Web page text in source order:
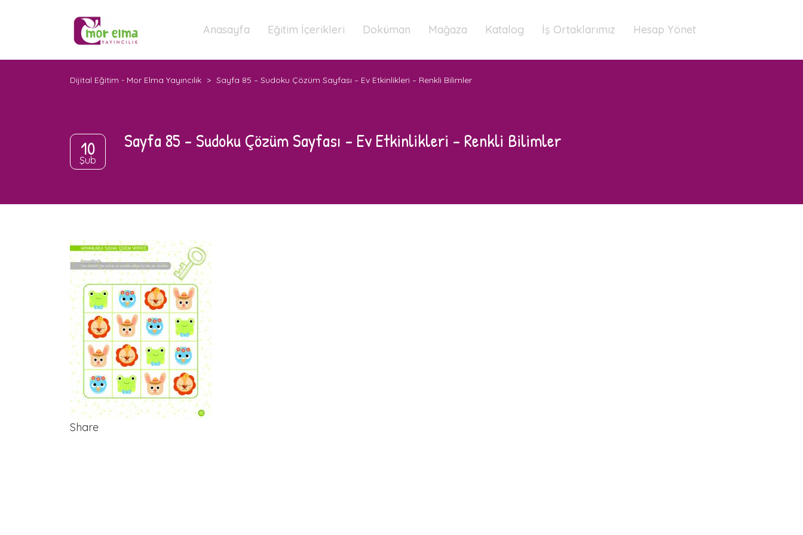
Anasayfa Eğitim İçerikleri Doküman Mağaza Katalog İş Ortaklarımız Hesap Yönet
Dijital Eğitim - Mor Elma Yayıncılık > Sayfa 85 – Sudoku Çözüm Sayfası – Ev Etkinlikleri – Renkli Bilimler
10
Şub
Sayfa 85 – Sudoku Çözüm Sayfası – Ev Etkinlikleri – Renkli Bilimler
Share